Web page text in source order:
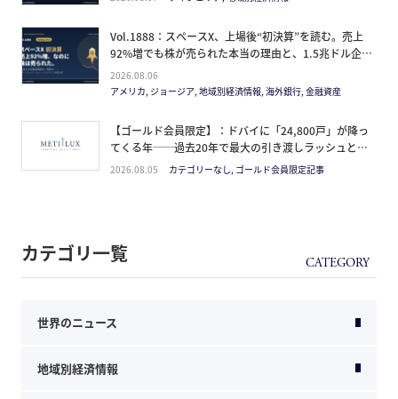
Vol.1888：スペースX、上場後“初決算”を読む。売上
92%増でも株が売られた本当の理由と、1.5兆ドル企業
の買い方。
2026.08.06
アメリカ, ジョージア, 地域別経済情報, 海外銀行, 金融資産
【ゴールド会員限定】：ドバイに「24,800戸」が降っ
てくる年──過去20年で最大の引き渡しラッシュと、
ミサイルが崩した“安全神話”。2027年の供給ピーク
2026.08.05 カテゴリーなし, ゴールド会員限定記事
カテゴリ一覧
世界のニュース
地域別経済情報